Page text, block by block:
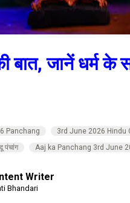
बात, जानें धर्म के
Panchang
3rd June 2026 Hindu
पंचांग
Aaj ka Panchang 3rd June
Writer
Bhandari